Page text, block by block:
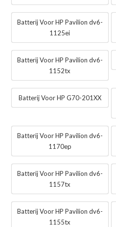
Batterij Voor HP Pavilion dv6-
1125ei
Batterij Voor HP Pavilion dv6-
1152tx
Batterij Voor HP G70-201XX
Batterij Voor HP Pavilion dv6-
1170ep
Batterij Voor HP Pavilion dv6-
1157tx
Batterij Voor HP Pavilion dv6-
1155tx